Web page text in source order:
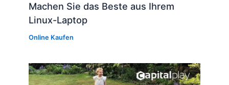
Machen Sie das Beste aus Ihrem
Linux-Laptop
Online Kaufen